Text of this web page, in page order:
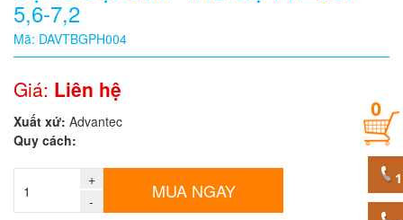
Quy
cách
Giá:
0
đ
sản
phẩm
0
5,6-7,2
Mã: DAVTBGPH004
Giá: Liên hệ
Xuất xứ: Advantec
Quy cách:
+
-
MUA NGAY